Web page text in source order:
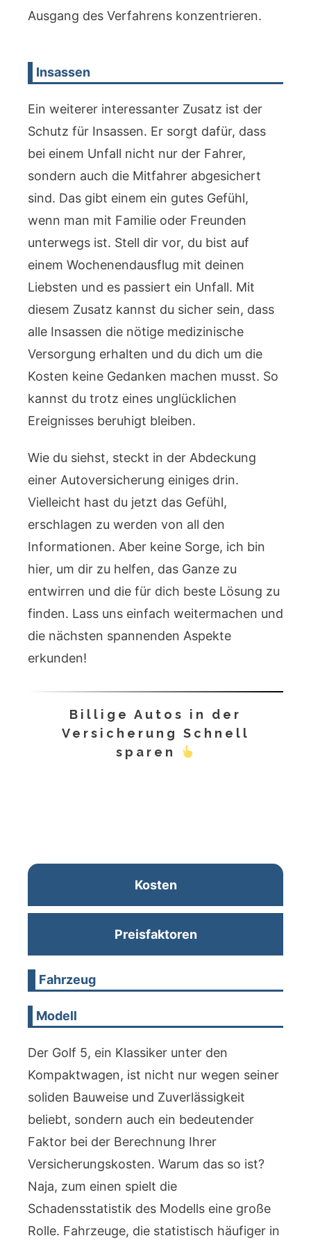
Ausgang des Verfahrens konzentrieren.
Insassen
Ein weiterer interessanter Zusatz ist der
Schutz für Insassen. Er sorgt dafür, dass
bei einem Unfall nicht nur der Fahrer,
sondern auch die Mitfahrer abgesichert
sind. Das gibt einem ein gutes Gefühl,
wenn man mit Familie oder Freunden
unterwegs ist. Stell dir vor, du bist auf
einem Wochenendausflug mit deinen
Liebsten und es passiert ein Unfall. Mit
diesem Zusatz kannst du sicher sein, dass
alle Insassen die nötige medizinische
Versorgung erhalten und du dich um die
Kosten keine Gedanken machen musst. So
kannst du trotz eines unglücklichen
Ereignisses beruhigt bleiben.
Wie du siehst, steckt in der Abdeckung
einer Autoversicherung einiges drin.
Vielleicht hast du jetzt das Gefühl,
erschlagen zu werden von all den
Informationen. Aber keine Sorge, ich bin
hier, um dir zu helfen, das Ganze zu
entwirren und die für dich beste Lösung zu
finden. Lass uns einfach weitermachen und
die nächsten spannenden Aspekte
erkunden!
Billige Autos in der
Versicherung Schnell
sparen
Kosten
Preisfaktoren
Fahrzeug
Modell
Der Golf 5, ein Klassiker unter den
Kompaktwagen, ist nicht nur wegen seiner
soliden Bauweise und Zuverlässigkeit
beliebt, sondern auch ein bedeutender
Faktor bei der Berechnung Ihrer
Versicherungskosten. Warum das so ist?
Naja, zum einen spielt die
Schadensstatistik des Modells eine große
Rolle. Fahrzeuge, die statistisch häufiger in